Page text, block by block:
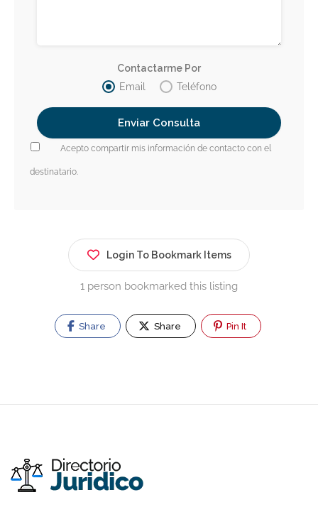
Contactarme Por
Email
Teléfono
Acepto compartir mis información de contacto con el
destinatario.
Login To Bookmark Items
1 person bookmarked this listing
Share Share Pin It